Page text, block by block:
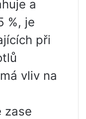
a
%, je
při
vliv na
zase